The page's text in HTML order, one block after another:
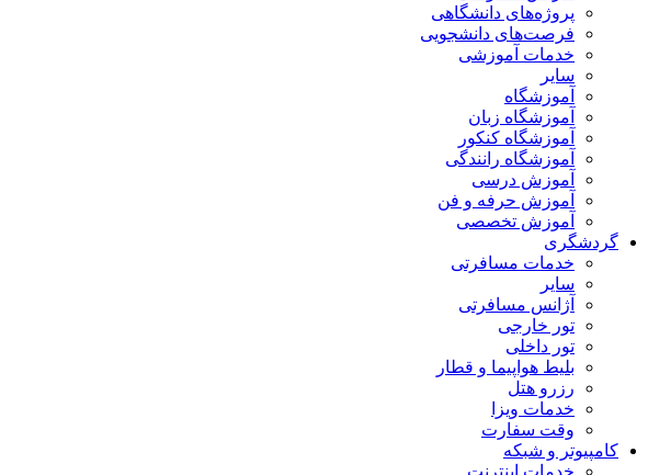
پروژه‌های دانشگاهی
فرصت‌های دانشجویی
خدمات آموزشی
سایر
آموزشگاه
آموزشگاه زبان
آموزشگاه کنکور
آموزشگاه رانندگی
آموزش درسی
آموزش حرفه و فن
آموزش تخصصی
گردشگری
خدمات مسافرتی
سایر
آژانس مسافرتی
تور خارجی
تور داخلی
بلیط هواپیما و قطار
رزرو هتل
خدمات ویزا
وقت سفارت
کامپیوتر و شبکه